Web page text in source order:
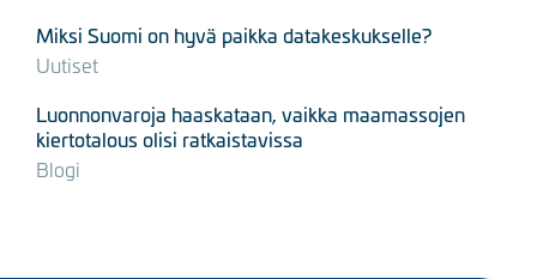
Miksi Suomi on hyvä paikka datakeskukselle?
Uutiset
Luonnonvaroja haaskataan, vaikka maamassojen
kiertotalous olisi ratkaistavissa
Blogi